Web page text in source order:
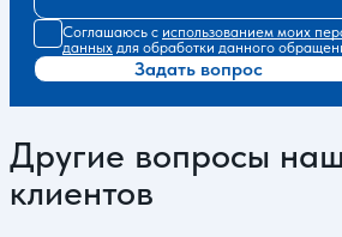
Соглашаюсь с использованием моих
данных для обработки данного
Задать вопрос
Другие вопросы
клиентов